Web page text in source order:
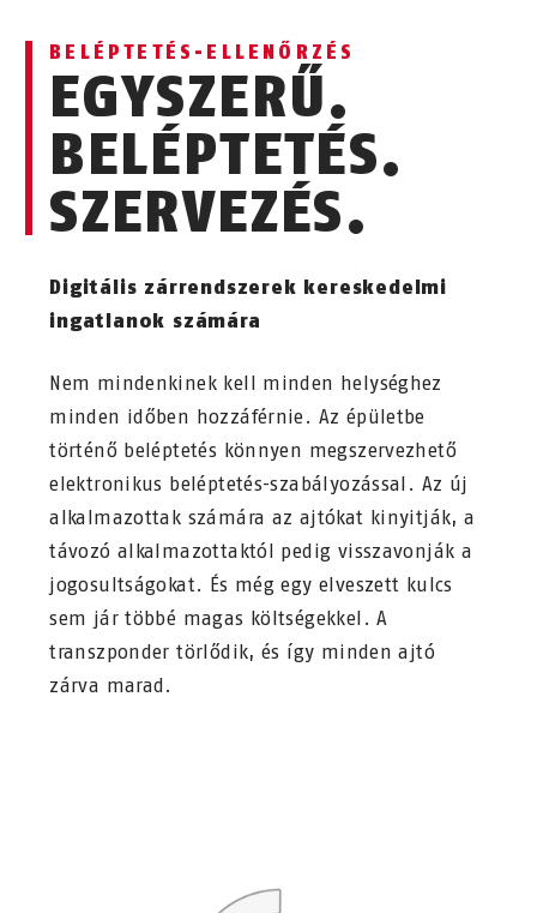
BELÉPTETÉS-ELLENŐRZÉS
EGYSZERŰ.
BELÉPTETÉS.
SZERVEZÉS.
Digitális zárrendszerek kereskedelmi
ingatlanok számára
Nem mindenkinek kell minden helységhez
minden időben hozzáférnie. Az épületbe
történő beléptetés könnyen megszervezhető
elektronikus beléptetés-szabályozással. Az új
alkalmazottak számára az ajtókat kinyitják, a
távozó alkalmazottaktól pedig visszavonják a
jogosultságokat. És még egy elveszett kulcs
sem jár többé magas költségekkel. A
transzponder törlődik, és így minden ajtó
zárva marad.